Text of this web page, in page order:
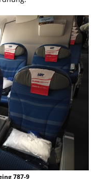
787-9